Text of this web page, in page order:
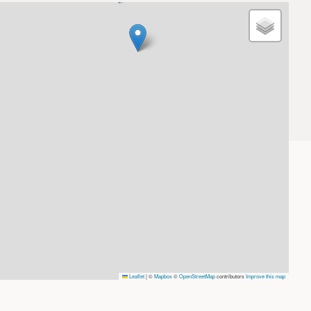
Leaflet|©Mapbox©OpenStreetMapcontributorsImprove this map